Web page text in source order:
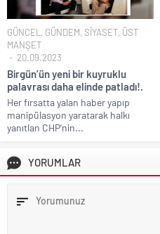
GÜNCEL , GÜNDEM, SİYASET, ÜST
MANŞET
20.09.2023
Birgün’ün yeni bir kuyruklu
palavrası daha elinde patladı!.
Her fırsatta yalan haber yapıp
manipülasyon yaratarak halkı
yanıtlan CHP’nin...
YORUMLAR